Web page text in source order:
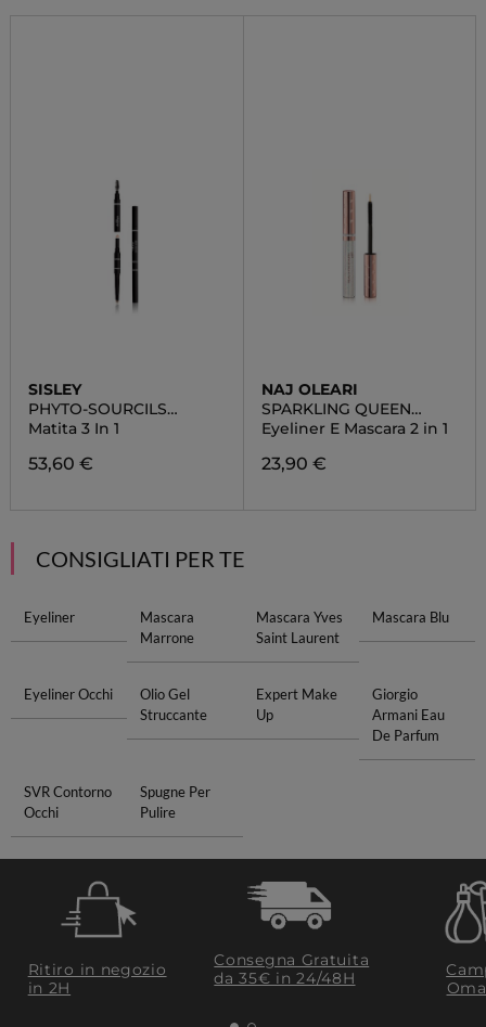
SISLEY
PHYTO-SOURCILS
DESIGN
Matita 3 In 1
53,60 €
NAJ OLEARI
SPARKLING QUEEN
MASCALINER
Eyeliner E Mascara 2 in 1
23,90 €
CONSIGLIATI PER TE
Eyeliner
Mascara
Marrone
Mascara Yves
Saint Laurent
Mascara Blu
Eyeliner Occhi
Olio Gel
Struccante
Expert Make
Up
Giorgio
Armani Eau
De Parfum
SVR Contorno
Occhi
Spugne Per
Pulire
Ritiro in negozio
in 2H
Consegna Gratuita
da 35€​ in 24/48H